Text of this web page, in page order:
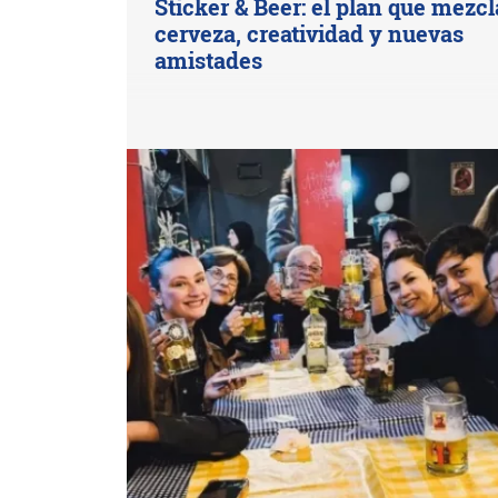
Sticker & Beer: el plan que
cerveza, creatividad y nuevas
amistades